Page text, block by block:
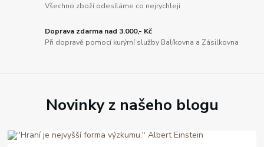
Všechno zboží odesíláme co nejrychleji
Doprava zdarma nad 3.000,- Kč
Při dopravě pomocí kurýrní služby Balíkovna a Zásilkovna
Novinky z našeho blogu